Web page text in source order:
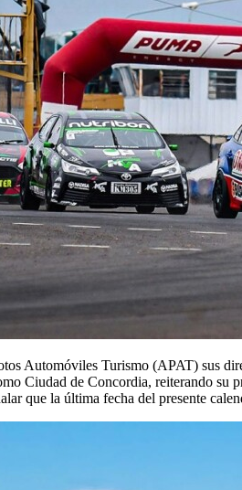
Automóviles Turismo (APAT) sus
Ciudad de Concordia, reiterando su
que la última fecha del presente